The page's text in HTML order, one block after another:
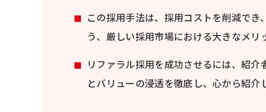
この採用手法は、採用コストを削減で
う、厳しい採用市場における大きなメリ
リファラル採用を成功させるには、紹
とバリューの浸透を徹底し、心から紹介